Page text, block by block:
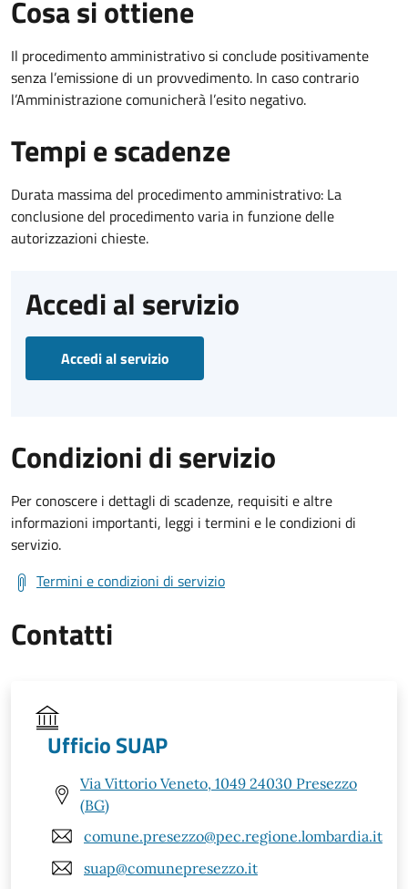
Cosa si ottiene
Il procedimento amministrativo si conclude positivamente
senza l’emissione di un provvedimento. In caso contrario
l’Amministrazione comunicherà l’esito negativo.
Tempi e scadenze
Durata massima del procedimento amministrativo: La
conclusione del procedimento varia in funzione delle
autorizzazioni chieste.
Accedi al servizio
Accedi al servizio
Condizioni di servizio
Per conoscere i dettagli di scadenze, requisiti e altre
informazioni importanti, leggi i termini e le condizioni di
servizio.
Termini e condizioni di servizio
Contatti
Ufficio SUAP
Via Vittorio Veneto, 1049 24030 Presezzo
(BG)
comune.presezzo@pec.regione.lombardia.it
suap@comunepresezzo.it